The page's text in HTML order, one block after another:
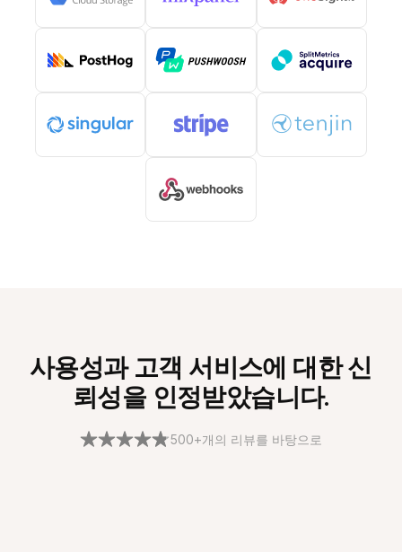
사용성과 고객 서비스에 대한 신
뢰성을 인정받았습니다.
500+개의 리뷰를 바탕으로